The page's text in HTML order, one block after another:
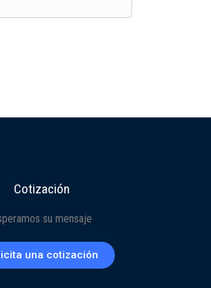
Cotización
su mensaje
una cotización